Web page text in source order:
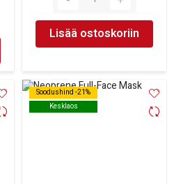
Lisää ostoskoriin
Soodushind -21%
Kesklaos
Soodushind -21%
Kesklaos